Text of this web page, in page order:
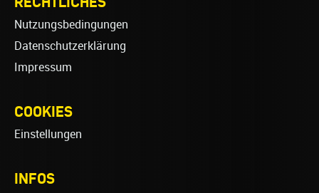
Nutzungsbedingungen
Datenschutzerklärung
Impressum
COOKIES
Einstellungen
INFOS